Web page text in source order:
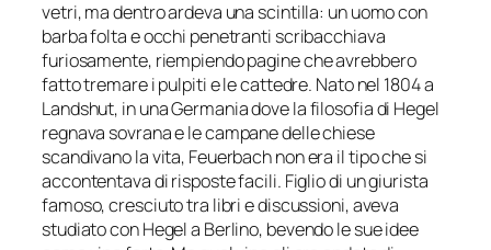
vetri, ma dentro ardeva una scintilla: un uomo con
barba folta e occhi penetranti scribacchiava
furiosamente, riempiendo pagine che avrebbero
fatto tremare i pulpiti e le cattedre. Nato nel 1804 a
Landshut, in una Germania dove la filosofia di Hegel
regnava sovrana e le campane delle chiese
scandivano la vita, Feuerbach non era il tipo che si
accontentava di risposte facili. Figlio di un giurista
famoso, cresciuto tra libri e discussioni, aveva
studiato con Hegel a Berlino, bevendo le sue idee